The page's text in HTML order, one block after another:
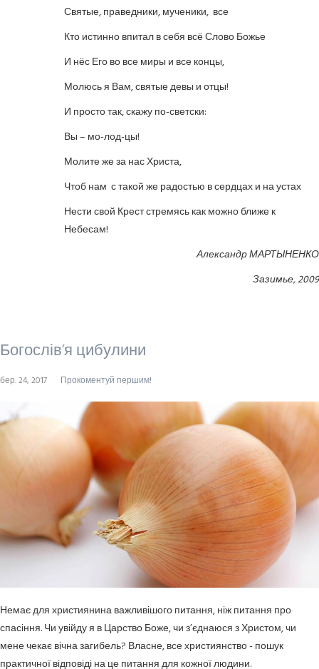
Святые, праведники, мученики, все
Кто истинно впитал в себя всё Слово Божье
И нёс Его во все миры и все концы,
Молюсь я Вам, святые девы и отцы!
И просто так, скажу по-светски:
Вы – мо-лод-цы!
Молите же за нас Христа,
Чтоб нам с такой же радостью в сердцах и на устах
Нести свой Крест стремясь как можно ближе к
Небесам!
Александр МАРТЫНЕНКО
Зазимье, 2009
Богослів’я цибулини
бер. 24, 2017 Прокоментуй першим!
Немає для християнина важливішого питання, ніж питання про
спасіння. Чи увійду я в Царство Боже, чи з’єднаюся з Христом, чи
мене чекає вічна загибель? Власне, все християнство - пошук
практичної відповіді на це питання для кожної людини.